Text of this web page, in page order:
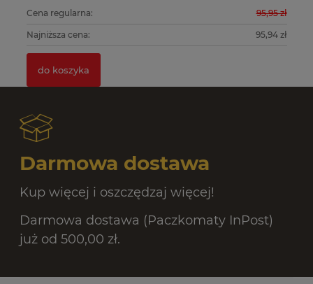
Cena regularna: 95,95 zł
Najniższa cena: 95,94 zł
do koszyka
Darmowa dostawa
Kup więcej i oszczędzaj więcej!
Darmowa dostawa (Paczkomaty InPost)
już od 500,00 zł.